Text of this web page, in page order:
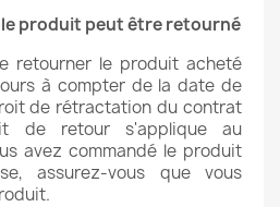
le produit peut être retourné
retourner le produit acheté
à compter de la date de
de rétractation du contrat
de retour s'applique au
avez commandé le produit
assurez-vous que vous